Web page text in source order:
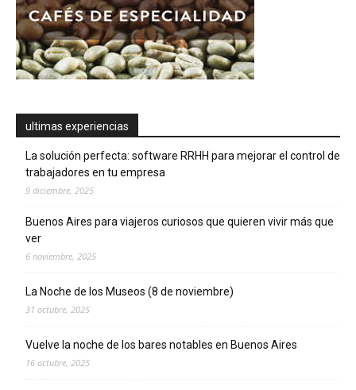
ultimas experiencias
La solución perfecta: software RRHH para mejorar el control de
trabajadores en tu empresa
9 diciembre, 2025
Buenos Aires para viajeros curiosos que quieren vivir más que
ver
6 noviembre, 2025
La Noche de los Museos (8 de noviembre)
31 octubre, 2025
Vuelve la noche de los bares notables en Buenos Aires
16 octubre, 2025